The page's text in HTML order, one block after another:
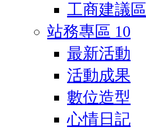
工商建議區
站務專區 10
最新活動
活動成果
數位造型
心情日記